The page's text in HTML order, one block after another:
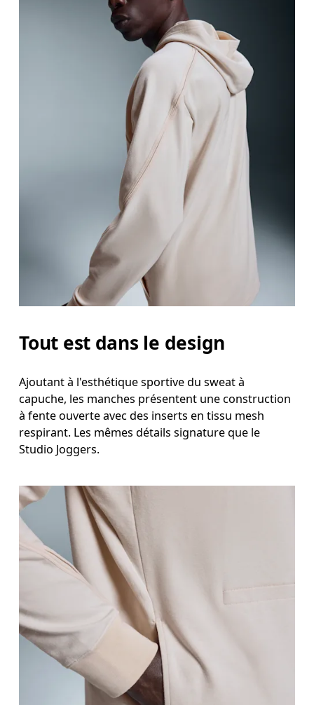
Tout est dans le design
Ajoutant à l'esthétique sportive du sweat à
capuche, les manches présentent une construction
à fente ouverte avec des inserts en tissu mesh
respirant. Les mêmes détails signature que le
Studio Joggers.